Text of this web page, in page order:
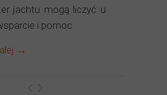
jachtu mogą liczyć u
i pomoc
→